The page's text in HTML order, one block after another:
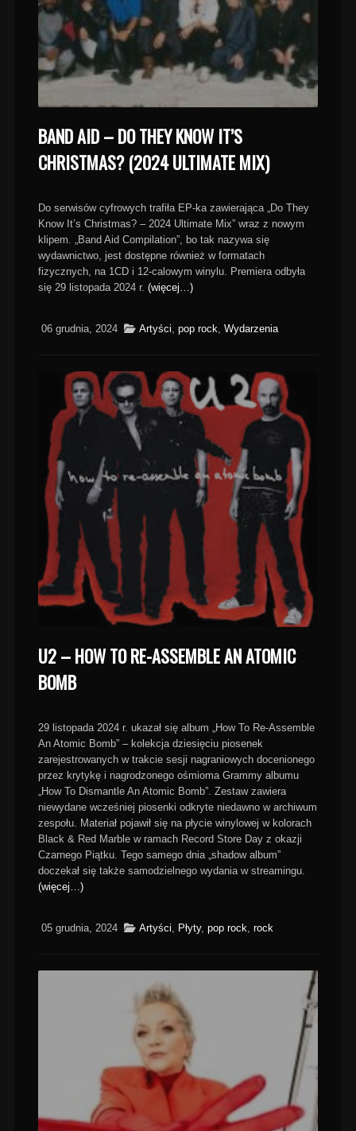
BAND AID – DO THEY KNOW IT’S
CHRISTMAS? (2024 ULTIMATE MIX)
Do serwisów cyfrowych trafiła EP-ka zawierająca „Do They
Know It’s Christmas? – 2024 Ultimate Mix” wraz z nowym
klipem. „Band Aid Compilation”, bo tak nazywa się
wydawnictwo, jest dostępne również w formatach
fizycznych, na 1CD i 12-calowym winylu. Premiera odbyła
się 29 listopada 2024 r. (więcej…)
06 grudnia, 2024 Artyści, pop rock, Wydarzenia
U2 – HOW TO RE-ASSEMBLE AN ATOMIC
BOMB
29 listopada 2024 r. ukazał się album „How To Re-Assemble
An Atomic Bomb” – kolekcja dziesięciu piosenek
zarejestrowanych w trakcie sesji nagraniowych docenionego
przez krytykę i nagrodzonego ośmioma Grammy albumu
„How To Dismantle An Atomic Bomb”. Zestaw zawiera
niewydane wcześniej piosenki odkryte niedawno w archiwum
zespołu. Materiał pojawił się na płycie winylowej w kolorach
Black & Red Marble w ramach Record Store Day z okazji
Czarnego Piątku. Tego samego dnia „shadow album”
doczekał się także samodzielnego wydania w streamingu.
(więcej…)
05 grudnia, 2024 Artyści Płyty, pop rock rock